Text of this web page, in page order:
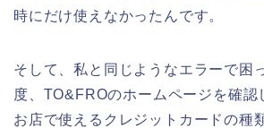
時にだけ使えなかったんです。
そして、私と同じようなエラーで困
度、TO&FROのホームページを確
お店で使えるクレジットカードの種